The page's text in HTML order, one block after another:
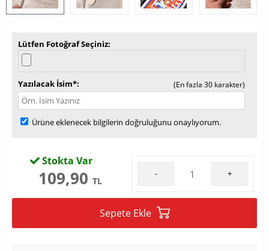
Lütfen Fotoğraf Seçiniz
Yazılacak İsim* (En fazla 30 karakter)
Ürüne eklenecek bilgilerin doğruluğunu onaylıyorum.
Stokta Var
109,90 TL
- +
Sepete Ekle